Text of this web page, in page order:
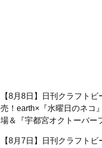
【8月8日】日刊クラフト
売！earth×『水曜日のネコ
場＆『宇都宮オクトーバー
【8月7日】日刊クラフト